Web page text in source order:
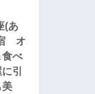
(あ
オ
べ
引